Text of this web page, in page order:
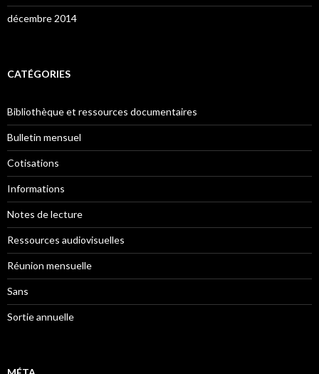
décembre 2014
CATÉGORIES
Bibliothèque et ressources documentaires
Bulletin mensuel
Cotisations
Informations
Notes de lecture
Ressources audiovisuelles
Réunion mensuelle
Sans
Sortie annuelle